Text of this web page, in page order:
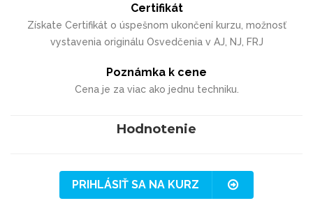
Certifikát
Získate Certifikát o úspešnom ukončení kurzu, možnosť
vystavenia originálu Osvedčenia v AJ, NJ, FRJ
Poznámka k cene
Cena je za viac ako jednu techniku.
Hodnotenie
PRIHLÁSIŤ SA NA KURZ